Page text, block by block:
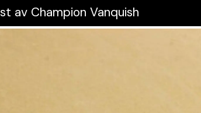
av Champion Vanquish